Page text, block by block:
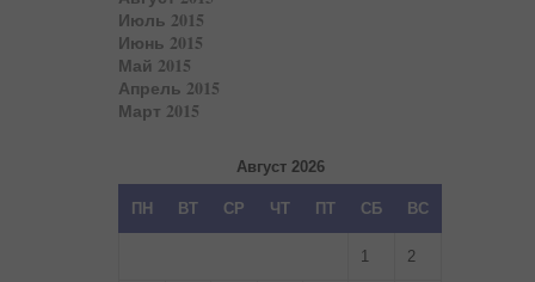
Июль 2015
Июнь 2015
Май 2015
Апрель 2015
Март 2015
Август 2026
ПН ВТ СР ЧТ ПТ СБ ВС
1 2